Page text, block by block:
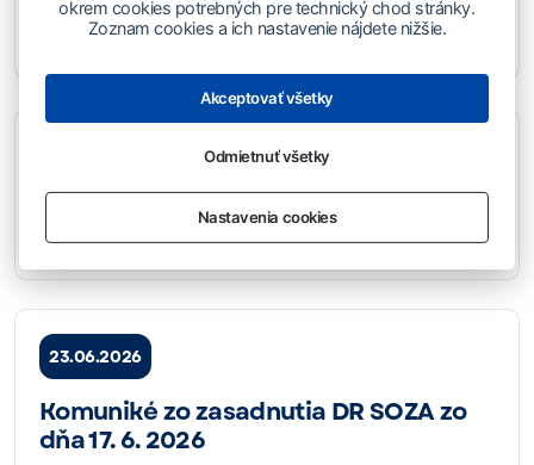
Komuniké zo zasadnutia DR SOZA zo
dňa 8. 7. 2026
Výzva na podporu tvorcov filmovej
hudby 2026
23.06.2026
Komuniké zo zasadnutia DR SOZA zo
dňa 17. 6. 2026
okrem cookies potrebných pre technický chod stránky.
Zoznam cookies a ich nastavenie nájdete nižšie.
Akceptovať všetky
Odmietnuť všetky
Nastavenia cookies